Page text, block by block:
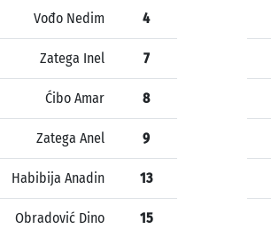
Vođo Nedim 4
Zatega Inel 7
Ćibo Amar 8
Zatega Anel 9
Habibija Anadin 13
Obradović Dino 15